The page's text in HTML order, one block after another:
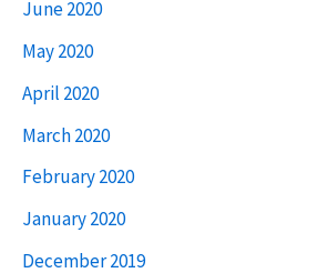
June 2020
May 2020
April 2020
March 2020
February 2020
January 2020
December 2019